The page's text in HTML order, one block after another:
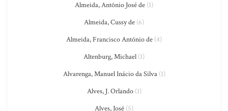
Almeida, Antônio José de (1)
Almeida, Cussy de (6)
Almeida, Francisco António de (4)
Altenburg, Michael (1)
Alvarenga, Manuel Inácio da Silva(1)
Alves, J. Orlando(1)
Alves, José (5)